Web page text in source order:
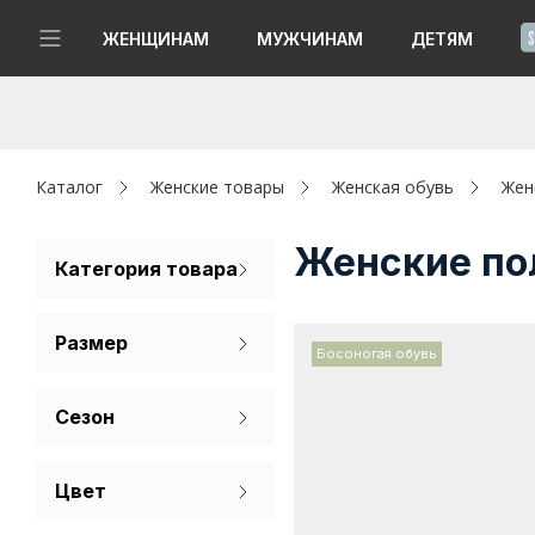
ЖЕНЩИНАМ МУЖЧИНАМ ДЕТЯМ
Женщинам
Капсула
Аутлет
Каталог Женские товары Женская обувь
Категория товара
Размер
41
Сезон
Демисезон
Цвет
Женские
Босоногая обувь